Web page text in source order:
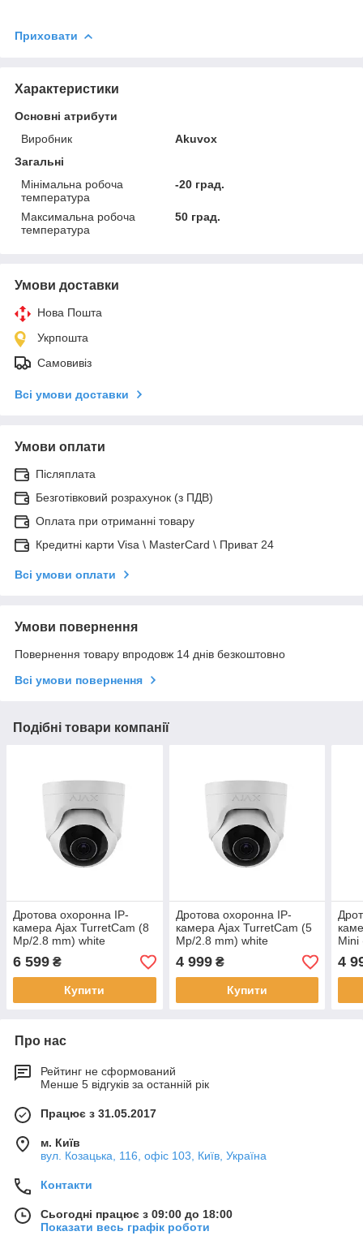
Приховати
Характеристики
Основні атрибути
Виробник
Akuvox
Загальні
Мінімальна робоча
температура
-20 град.
Максимальна робоча
температура
50 град.
Умови доставки
Нова Пошта
Укрпошта
Самовивіз
Всі умови доставки
Умови оплати
Післяплата
Безготівковий розрахунок (з ПДВ)
Оплата при отриманні товару
Кредитні карти Visa \ MasterCard \ Приват 24
Всі умови оплати
Умови повернення
Повернення товару впродовж 14 днів безкоштовно
Всі умови повернення
Подібні товари компанії
Дротова охоронна IP-
камера Ajax TurretCam (8
Mp/2.8 mm) white
6 599 ₴
Купити
Дротова охоронна IP-
камера Ajax TurretCam (5
Mp/2.8 mm) white
4 999₴
Купити
Mini
4
Про нас
Рейтинг не сформований
Менше 5 відгуків за останній рік
Працює з 31.05.2017
м. Київ
вул. Козацька, 116, офіс 103, Київ, Україна
Контакти
Сьогодні працює з 09:00 до 18:00
Показати весь графік роботи